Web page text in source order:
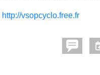
http://vsopcyclo.free.fr